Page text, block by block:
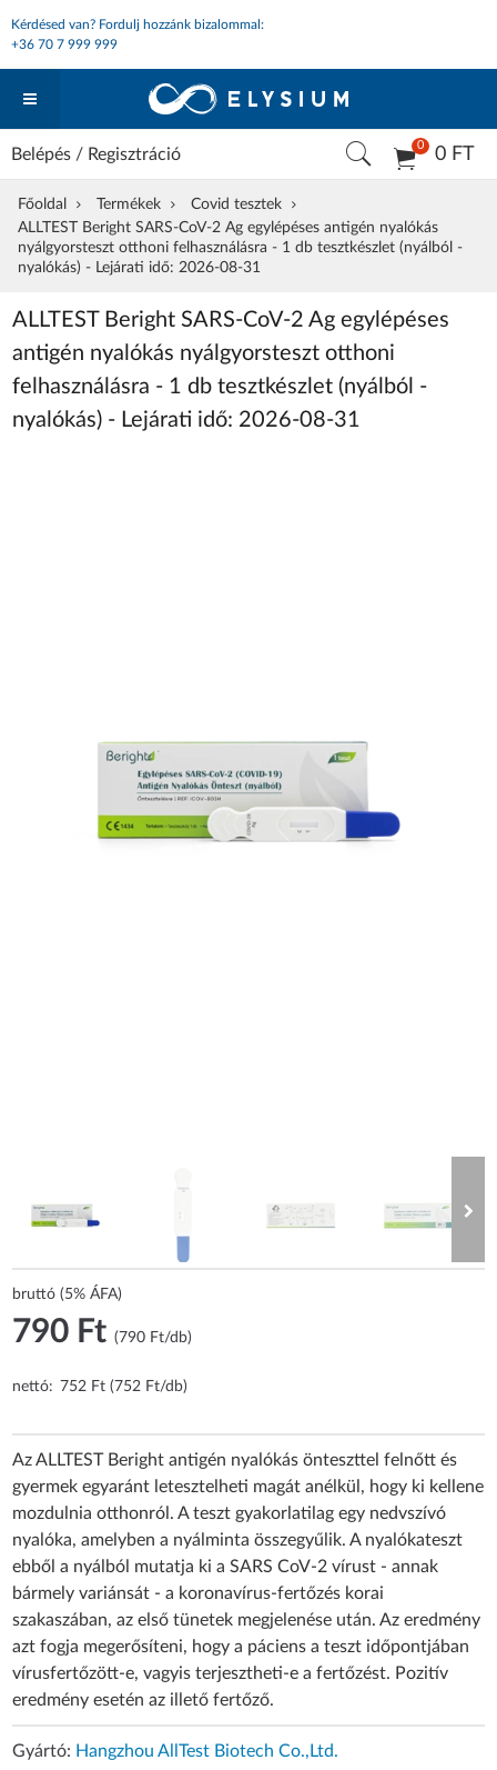
Kérdésed van? Fordulj hozzánk bizalommal:
+36 70 7 999 999
0 0 FT
Belépés / Regisztráció
Főoldal Termékek
Covid tesztek
ALLTEST Beright SARS-CoV-2 Ag egylépéses antigén nyalókás
nyálgyorsteszt otthoni felhasználásra - 1 db tesztkészlet (nyálból -
nyalókás) - Lejárati idő: 2026-08-31
ALLTEST Beright SARS-CoV-2 Ag egylépéses
antigén nyalókás nyálgyorsteszt otthoni
felhasználásra - 1 db tesztkészlet (nyálból -
nyalókás) - Lejárati idő: 2026-08-31
bruttó (5% ÁFA)
790 Ft(790 Ft/db)
nettó: 752 Ft (752 Ft/db)
Az ALLTEST Beright antigén nyalókás önteszttel felnőtt és
gyermek egyaránt letesztelheti magát anélkül, hogy ki kellene
mozdulnia otthonról. A teszt gyakorlatilag egy nedvszívó
nyalóka, amelyben a nyálminta összegyűlik. A nyalókateszt
ebből a nyálból mutatja ki a SARS CoV-2 vírust - annak
bármely variánsát - a koronavírus-fertőzés korai
szakaszában, az első tünetek megjelenése után. Az eredmény
azt fogja megerősíteni, hogy a páciens a teszt időpontjában
vírusfertőzött-e, vagyis terjesztheti-e a fertőzést. Pozitív
eredmény esetén az illető fertőző.
Gyártó: Hangzhou AllTest Biotech Co.,Ltd.